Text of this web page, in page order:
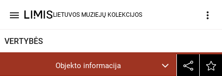
menu LIETUVOS MUZIEJŲ KOLEKCIJOS more_vert
VERTYBĖS
Objekto informacija